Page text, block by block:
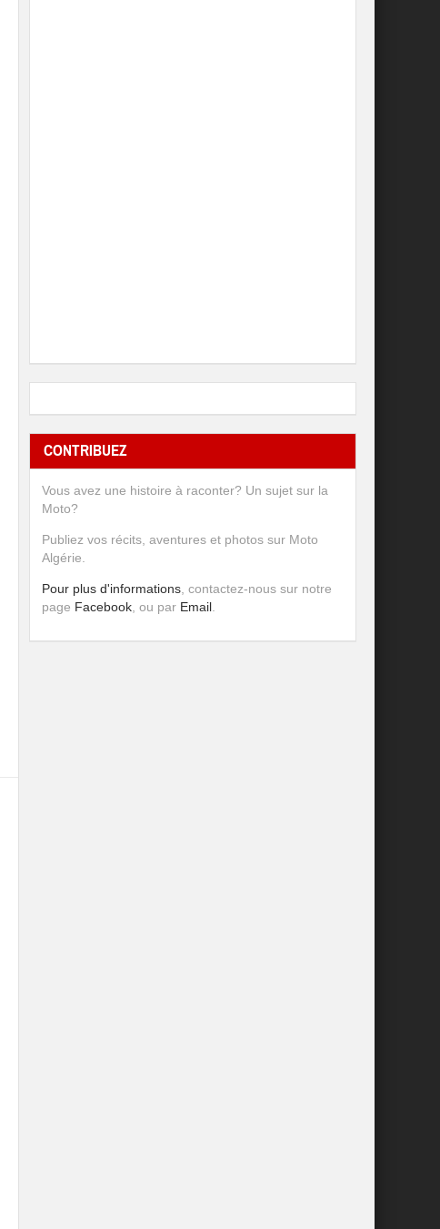
CONTRIBUEZ
Vous avez une histoire à raconter? Un sujet sur la
Moto?
Publiez vos récits, aventures et photos sur Moto
Algérie.
Pour plus d'informations , contactez-nous sur notre
page Facebook , ou par Email